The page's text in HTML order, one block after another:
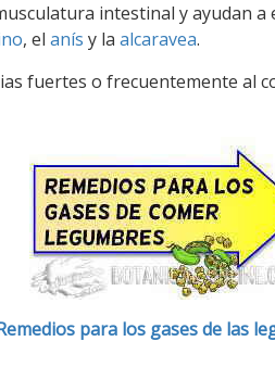
intestinal y ayudan a
, el anís y la alcaravea.
fuertes o frecuentemente al
para los gases de las